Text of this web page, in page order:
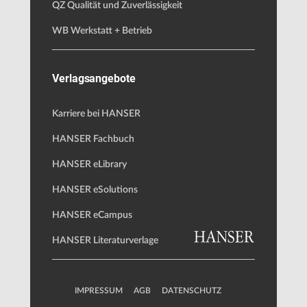
QZ Qualität und Zuverlässigkeit
WB Werkstatt + Betrieb
Verlagsangebote
Karriere bei HANSER
HANSER Fachbuch
HANSER eLibrary
HANSER eSolutions
HANSER eCampus
HANSER Literaturverlage
IMPRESSUM AGB DATENSCHUTZ